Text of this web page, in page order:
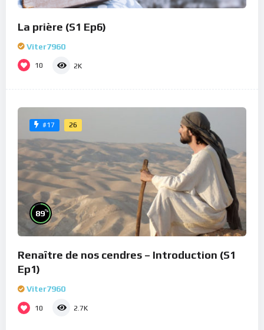
La prière (S1 Ep6)
Viter7960
10 2K
#17 26
89%
Renaître de nos cendres – Introduction (S1
Ep1)
Viter7960
10 2.7K